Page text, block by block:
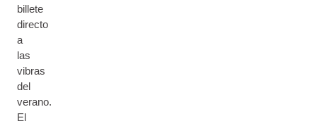
billete
directo
a
las
vibras
del
verano.
El